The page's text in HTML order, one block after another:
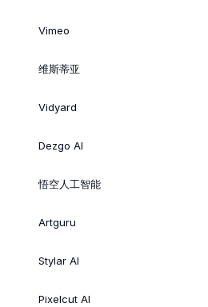
Vimeo
维斯蒂亚
Vidyard
Dezgo AI
悟空人工智能
Artguru
Stylar AI
Pixelcut AI